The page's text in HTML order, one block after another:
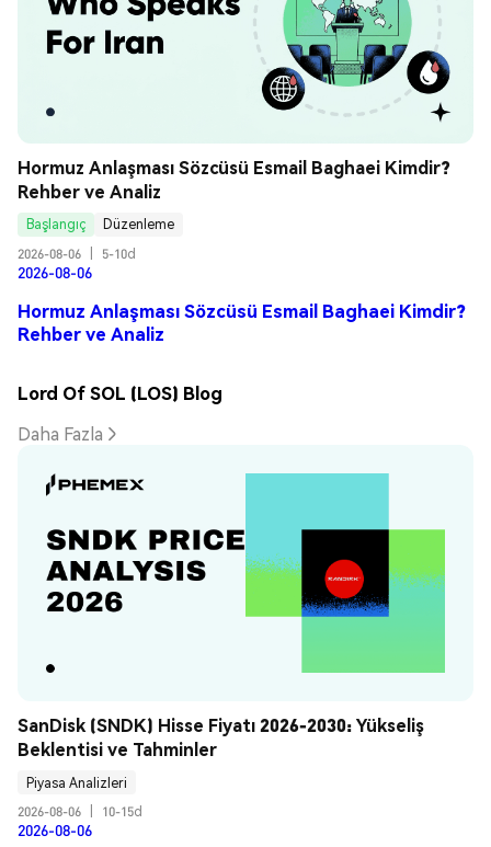
Hormuz Anlaşması Sözcüsü Esmail Baghaei Kimdir?
Rehber ve Analiz
Başlangıç
Düzenleme
2026-08-06
5-10d
2026-08-06
Hormuz Anlaşması Sözcüsü Esmail Baghaei Kimdir?
Rehber ve Analiz
Lord Of SOL (LOS) Blog
Daha Fazla
SanDisk (SNDK) Hisse Fiyatı 2026-2030: Yükseliş
Beklentisi ve Tahminler
Piyasa Analizleri
2026-08-06
10-15d
2026-08-06